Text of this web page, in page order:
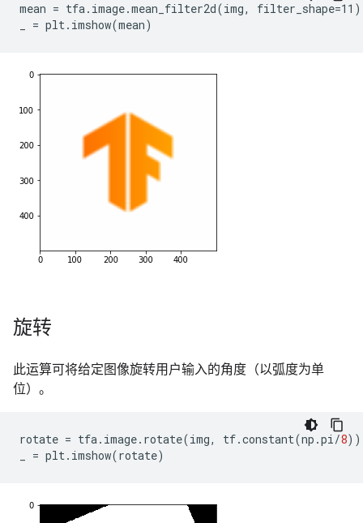
mean = tfa.image.mean_filter2d(img, filter_shape=11)
旋转
此运算可将给定图像旋转用户输入的角度（以弧度为单
位）。
rotate = tfa. image. rotate(img, tf.constant(np .pi/8))
= plt. imshow(rotate)